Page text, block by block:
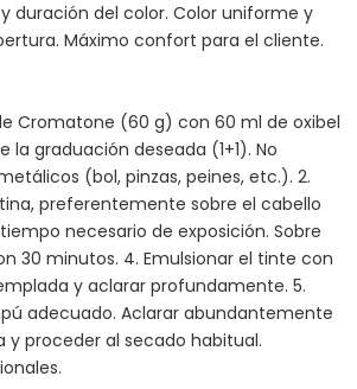
duración del color. Color uniforme y
Máximo confort para el cliente.
Cromatone (60 g) con 60 ml de oxibel
graduación deseada (1+1). No
(bol, pinzas, peines, etc.). 2.
preferentemente sobre el cabello
necesario de exposición. Sobre
30 minutos. 4. Emulsionar el tinte con
y aclarar profundamente. 5.
adecuado. Aclarar abundantemente
proceder al secado habitual.